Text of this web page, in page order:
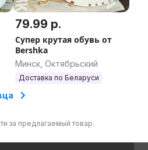
79.99 р.
Супер крутая обувь от
Bershka
Минск, Октябрьский
Доставка по Беларуси
за предлагаемый товар.